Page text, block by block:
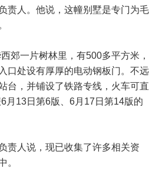
责人。他说，这幢别墅是专门为毛
一片树林里，有500多平方米，
口处设有厚厚的电动钢板门。不远
台，并铺设了铁路专线，火车可直
月13日第6版、6月17日第14版的
人说，现已收集了许多相关资
。